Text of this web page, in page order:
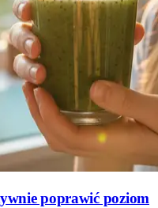
poprawić poziom